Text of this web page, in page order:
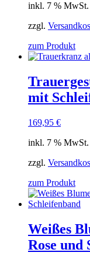
inkl. 7 % MwSt.
zzgl.
zum Produkt
mit
169,95 €
inkl. 7 % MwSt.
zzgl.
zum Produkt
Weißes
Rose und